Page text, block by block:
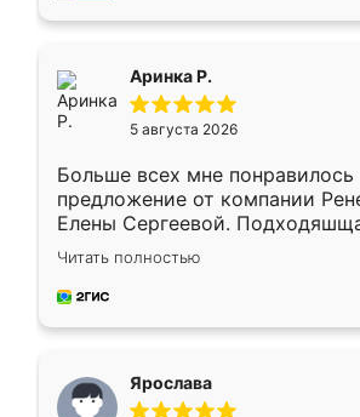
Аринка Р.
5 августа 2026
Больше всех мне понравилось
предложение от компании
Елены Сергеевой.
короткие сроки изготовления.
для замера сотрудник
предложил по моему эскизу
Читать полностью
Ярослава